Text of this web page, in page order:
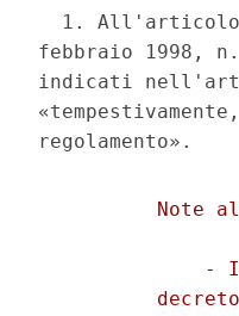
1.
febbraio 1998,
indicati
Note
-